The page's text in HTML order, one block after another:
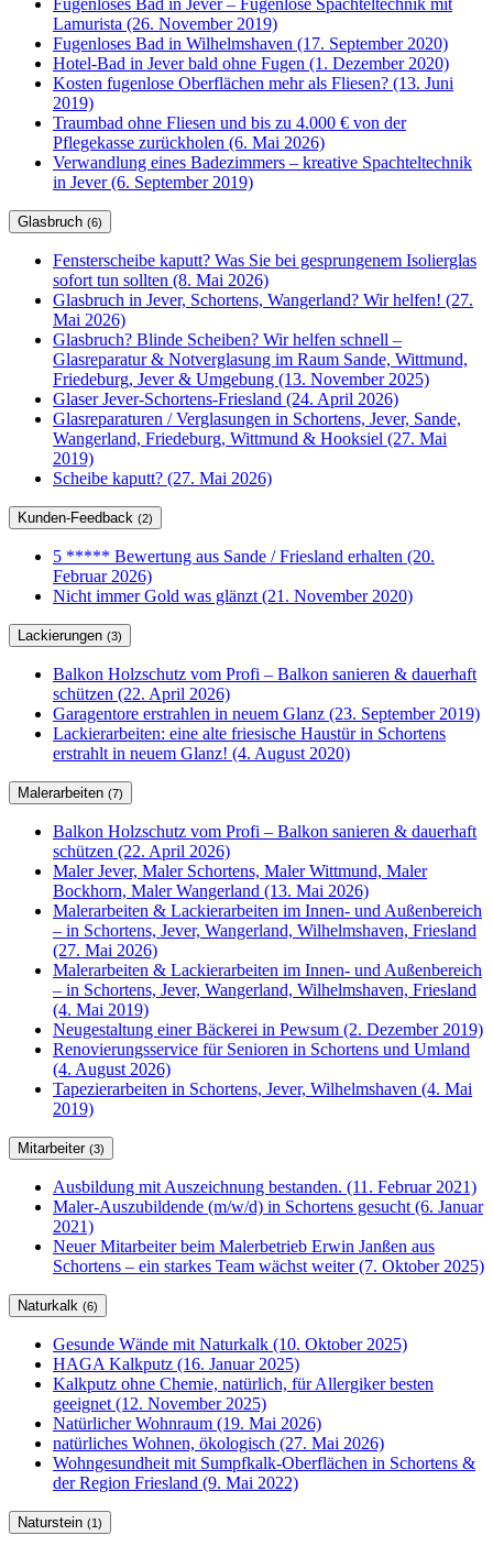
Fugenloses Bad in Jever – Fugenlose Spachteltechnik mit
Lamurista (26. November 2019)
Fugenloses Bad in Wilhelmshaven (17. September 2020)
Hotel-Bad in Jever bald ohne Fugen (1. Dezember 2020)
Kosten fugenlose Oberflächen mehr als Fliesen? (13. Juni
2019)
Traumbad ohne Fliesen und bis zu 4.000 € von der
Pflegekasse zurückholen (6. Mai 2026)
Verwandlung eines Badezimmers – kreative Spachteltechnik
in Jever (6. September 2019)
Glasbruch (6)
Fensterscheibe kaputt? Was Sie bei gesprungenem Isolierglas
sofort tun sollten (8. Mai 2026)
Glasbruch in Jever, Schortens, Wangerland? Wir helfen! (27.
Mai 2026)
Glasbruch? Blinde Scheiben? Wir helfen schnell –
Glasreparatur & Notverglasung im Raum Sande, Wittmund,
Friedeburg, Jever & Umgebung (13. November 2025)
Glaser Jever-Schortens-Friesland (24. April 2026)
Glasreparaturen / Verglasungen in Schortens, Jever, Sande,
Wangerland, Friedeburg, Wittmund & Hooksiel (27. Mai
2019)
Scheibe kaputt? (27. Mai 2026)
Kunden-Feedback (2)
5 ***** Bewertung aus Sande / Friesland erhalten (20.
Februar 2026)
Nicht immer Gold was glänzt (21. November 2020)
Lackierungen (3)
Balkon Holzschutz vom Profi – Balkon sanieren & dauerhaft
schützen (22. April 2026)
Garagentore erstrahlen in neuem Glanz (23. September 2019)
Lackierarbeiten: eine alte friesische Haustür in Schortens
erstrahlt in neuem Glanz! (4. August 2020)
Malerarbeiten (7)
Balkon Holzschutz vom Profi – Balkon sanieren & dauerhaft
schützen (22. April 2026)
Maler Jever, Maler Schortens, Maler Wittmund, Maler
Bockhorn, Maler Wangerland (13. Mai 2026)
Malerarbeiten & Lackierarbeiten im Innen- und Außenbereich
– in Schortens, Jever, Wangerland, Wilhelmshaven, Friesland
(27. Mai 2026)
Malerarbeiten & Lackierarbeiten im Innen- und Außenbereich
– in Schortens, Jever, Wangerland, Wilhelmshaven, Friesland
(4. Mai 2019)
Neugestaltung einer Bäckerei in Pewsum (2. Dezember 2019)
Renovierungsservice für Senioren in Schortens und Umland
(4. August 2026)
Tapezierarbeiten in Schortens, Jever, Wilhelmshaven (4. Mai
2019)
Mitarbeiter (3)
Ausbildung mit Auszeichnung bestanden. (11. Februar 2021)
Maler-Auszubildende (m/w/d) in Schortens gesucht (6. Januar
2021)
Neuer Mitarbeiter beim Malerbetrieb Erwin Janßen aus
Schortens – ein starkes Team wächst weiter (7. Oktober 2025)
Naturkalk (6)
Gesunde Wände mit Naturkalk (10. Oktober 2025)
HAGA Kalkputz (16. Januar 2025)
Kalkputz ohne Chemie, natürlich, für Allergiker besten
geeignet (12. November 2025)
Natürlicher Wohnraum (19. Mai 2026)
natürliches Wohnen, ökologisch (27. Mai 2026)
Wohngesundheit mit Sumpfkalk-Oberflächen in Schortens &
der Region Friesland (9. Mai 2022)
Naturstein (1)